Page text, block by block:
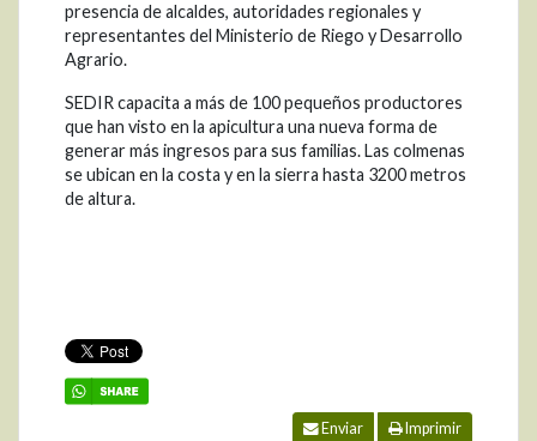
presencia de alcaldes, autoridades regionales y
representantes del Ministerio de Riego y Desarrollo
Agrario.
SEDIR capacita a más de 100 pequeños productores
que han visto en la apicultura una nueva forma de
generar más ingresos para sus familias. Las colmenas
se ubican en la costa y en la sierra hasta 3200 metros
de altura.
Enviar Imprimir